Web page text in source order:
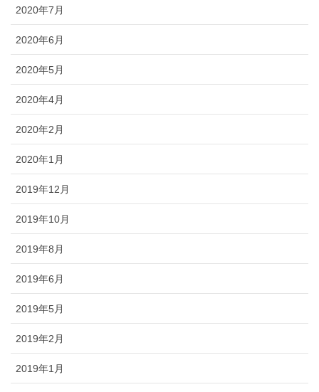
2020年7月
2020年6月
2020年5月
2020年4月
2020年2月
2020年1月
2019年12月
2019年10月
2019年8月
2019年6月
2019年5月
2019年2月
2019年1月